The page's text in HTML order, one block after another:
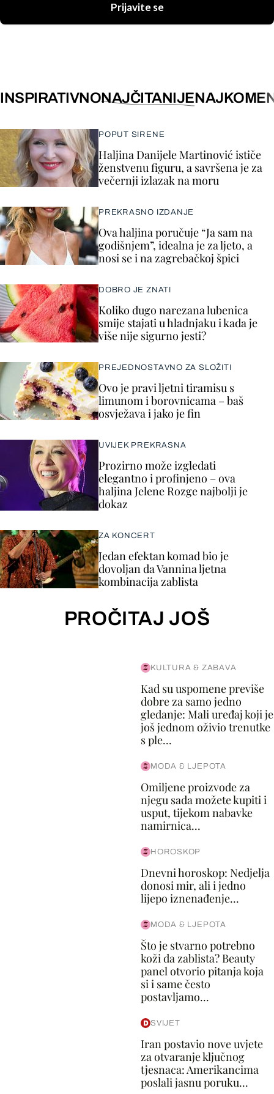
Prijavite se
INSPIRATIVNONAJČITANIJE
POPUT SIRENE
Haljina Danijele Martinović ističe
ženstvenu figuru, a savršena je za
večernji izlazak na moru
PREKRASNO IZDANJE
Ova haljina poručuje “Ja sam na
godišnjem”, idealna je za ljeto, a
nosi se i na zagrebačkoj špici
DOBRO JE ZNATI
Koliko dugo narezana lubenica
smije stajati u hladnjaku i kada je
više nije sigurno jesti?
PREJEDNOSTAVNO ZA SLOŽITI
Ovo je pravi ljetni tiramisu s
limunom i borovnicama – baš
osvježava i jako je fin
UVIJEK PREKRASNA
Prozirno može izgledati
elegantno i profinjeno – ova
haljina Jelene Rozge najbolji je
dokaz
ZA KONCERT
Jedan efektan komad bio je
dovoljan da Vannina ljetna
kombinacija zablista
PROČITAJ JOŠ
KULTURA & ZABAVA
Kad su uspomene previše
dobre za samo jedno
gledanje: Mali uređaj koji je
još jednom oživio trenutke
s ple...
MODA & LJEPOTA
Omiljene proizvode za
njegu sada možete kupiti i
usput, tijekom nabavke
namirnica...
HOROSKOP
Dnevni horoskop: Nedjelja
donosi mir, ali i jedno
lijepo iznenađenje...
MODA & LJEPOTA
Što je stvarno potrebno
koži da zablista? Beauty
panel otvorio pitanja koja
si i same često
postavljamo...
SVIJET
Iran postavio nove uvjete
za otvaranje ključnog
tjesnaca: Amerikancima
poslali jasnu poruku...